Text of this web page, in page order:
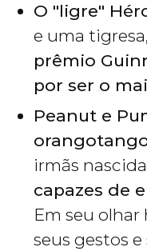
O "ligre"
e uma
prêmio
por ser o
Peanut e
irmãs
capazes de
Em seu olhar
seus gestos